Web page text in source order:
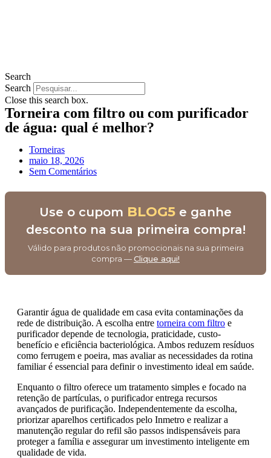
Search
Search
Close this search box.
Torneira com filtro ou com purificador
de água: qual é melhor?
Torneiras
maio 18, 2026
Sem Comentários
Use o cupom BLOG5 e ganhe
desconto na sua primeira compra!
Válido para produtos não promocionais na sua primeira
compra —Clique aqui!
Garantir água de qualidade em casa evita contaminações da
rede de distribuição. A escolha entre torneira com filtro e
purificador depende de tecnologia, praticidade, custo-
benefício e eficiência bacteriológica. Ambos reduzem resíduos
como ferrugem e poeira, mas avaliar as necessidades da rotina
familiar é essencial para definir o investimento ideal em saúde.
Enquanto o filtro oferece um tratamento simples e focado na
retenção de partículas, o purificador entrega recursos
avançados de purificação. Independentemente da escolha,
priorizar aparelhos certificados pelo Inmetro e realizar a
manutenção regular do refil são passos indispensáveis para
proteger a família e assegurar um investimento inteligente em
qualidade de vida.